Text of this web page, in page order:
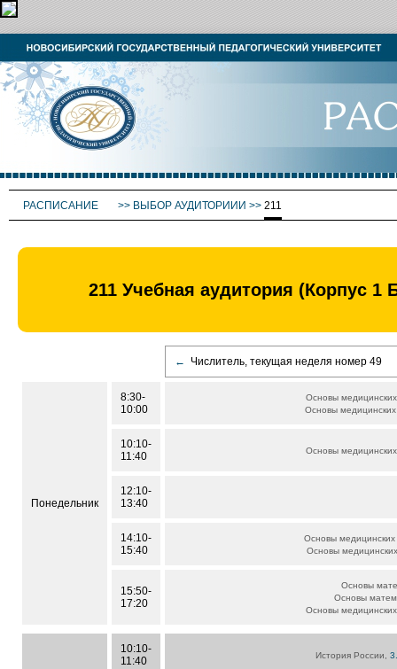
РАСПИСАНИЕ >> ВЫБОР АУДИТОРИИИ >> 211
211 Учебная аудитория (Корпус
← Числитель, текущая неделя номер 49
Понедельник
8:30-
10:00
Основы
Основы
10:10-
11:40
Основы
12:10-
13:40
14:10-
15:40
Основы
Основы
15:50-
17:20
Основы
Основы
Основы
10:10-
11:40
История России,